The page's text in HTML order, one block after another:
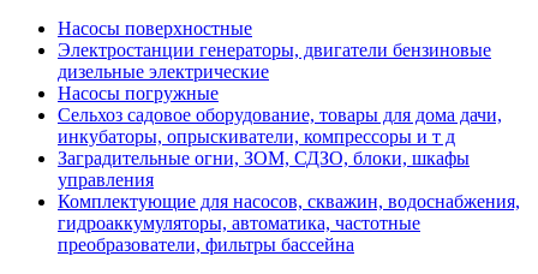
Насосы поверхностные
Электростанции генераторы, двигатели бензиновые
дизельные электрические
Насосы погружные
Сельхоз садовое оборудование, товары для дома дачи,
инкубаторы, опрыскиватели, компрессоры и т д
Заградительные огни, ЗОМ, СДЗО, блоки, шкафы
управления
Комплектующие для насосов, скважин, водоснабжения,
гидроаккумуляторы, автоматика, частотные
преобразователи, фильтры бассейна